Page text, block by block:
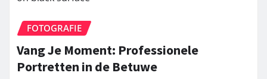
FOTOGRAFIE
Vang Je Moment: Professionele
Portretten in de Betuwe